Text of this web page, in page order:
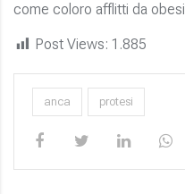
come coloro afflitti da
Post Views: 1.885
anca protesi